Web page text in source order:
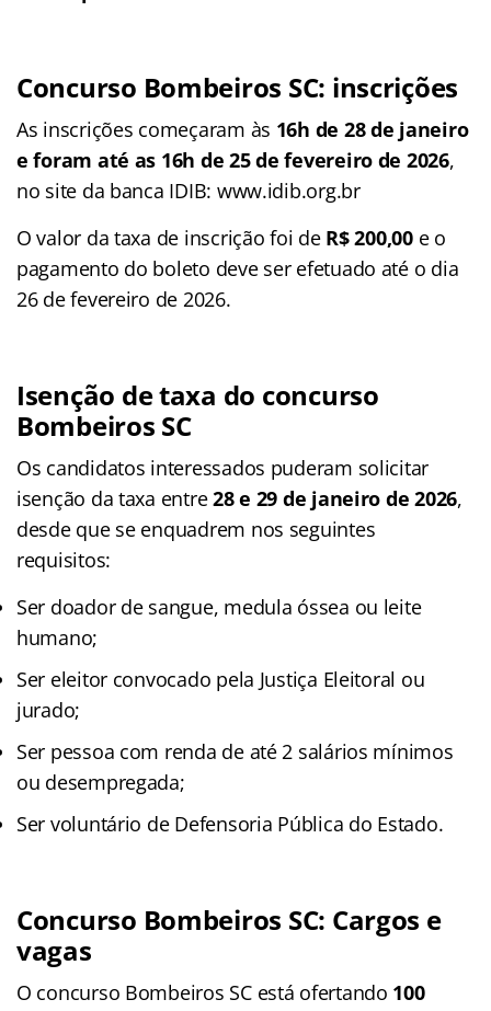
Concurso Bombeiros SC: inscrições
As inscrições começaram às 16h de 28 de janeiro
e foram até as 16h de 25 de fevereiro de 2026,
no site da banca IDIB: www.idib.org.br
O valor da taxa de inscrição foi de R$ 200,00e o
pagamento do boleto deve ser efetuado até o dia
26 de fevereiro de 2026.
Isenção de taxa do concurso
Bombeiros SC
Os candidatos interessados puderam solicitar
isenção da taxa entre28 e 29 de janeiro de 2026,
desde que se enquadrem nos seguintes
requisitos:
Ser doador de sangue, medula óssea ou leite
humano;
Ser eleitor convocado pela Justiça Eleitoral ou
jurado;
Ser pessoa com renda de até 2 salários mínimos
ou desempregada;
Ser voluntário de Defensoria Pública do Estado.
Concurso Bombeiros SC: Cargos e
vagas
O concurso Bombeiros SC está ofertando 100